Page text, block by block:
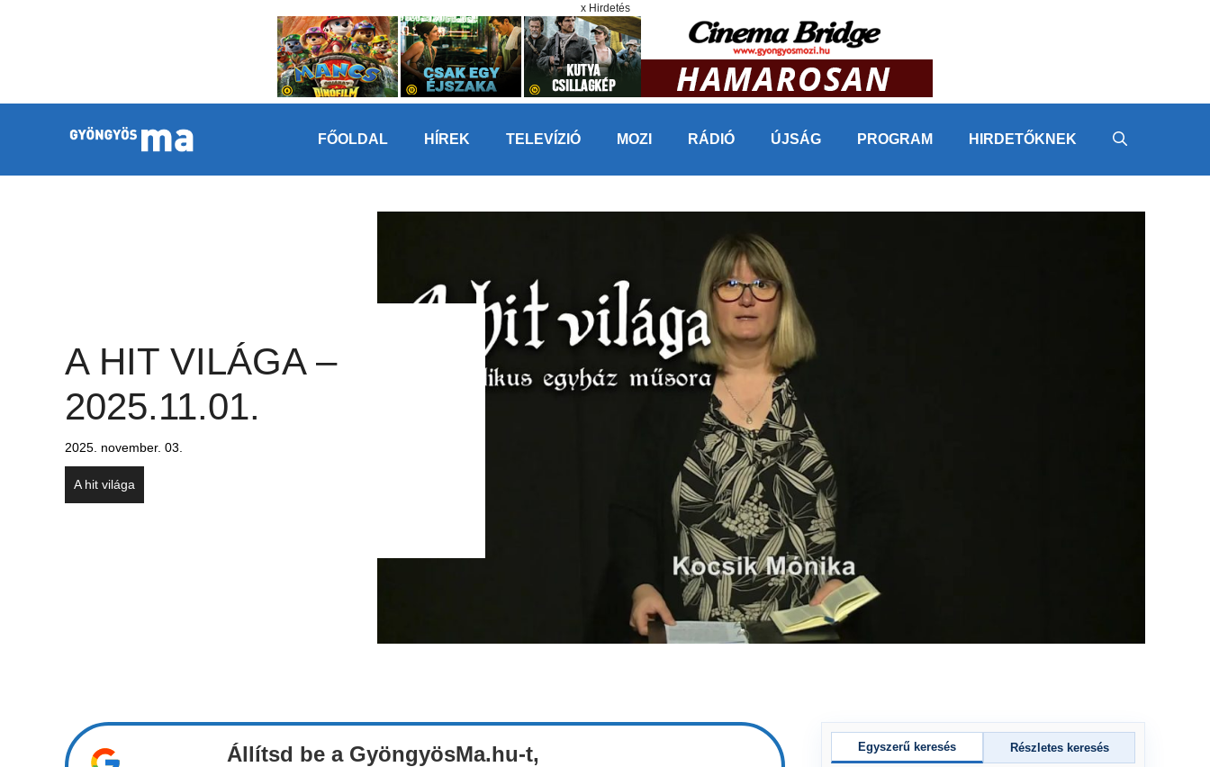
x Hirdetés
FŐOLDAL HÍREK TELEVÍZIÓ MOZI RÁDIÓ ÚJSÁG PROGRAM HIRDETŐKNEK
A HIT VILÁGA –
2025.11.01.
2025. november. 03.
A hit világa
Állítsd be a GyöngyösMa.hu-t, Egyszerű keresés Részletes keresés